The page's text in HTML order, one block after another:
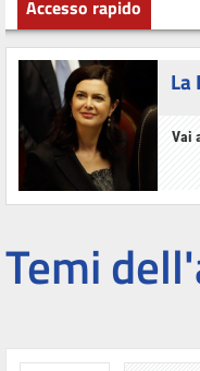
Accesso rapido
La
Vai
Temi